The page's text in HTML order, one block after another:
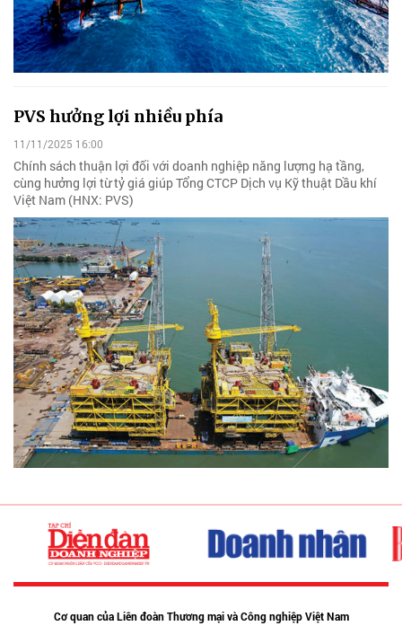
PVS hưởng lợi nhiều phía
11/11/2025 16:00
Chính sách thuận lợi đối với doanh nghiệp năng lượng hạ tầng,
cùng hưởng lợi từ tỷ giá giúp Tổng CTCP Dịch vụ Kỹ thuật Dầu khí
Việt Nam (HNX: PVS)
Cơ quan của Liên đoàn Thương mại và Công nghiệp Việt Nam